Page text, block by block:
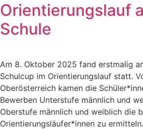
Orientierungslauf
Schule
Am 8. Oktober 2025 fand erstmalig
Schulcup im Orientierungslauf statt.
Oberösterreich kamen die
Bewerben Unterstufe männlich und
Oberstufe männlich und weiblich die
Orientierungsläufer*innen zu